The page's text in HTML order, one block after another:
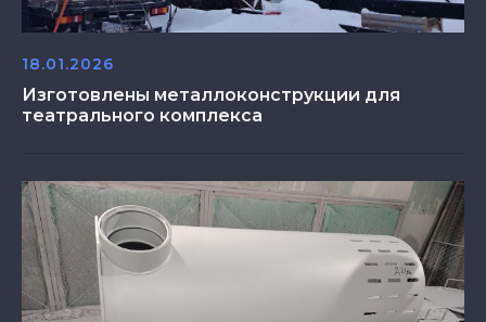
18.01.2026
Изготовлены металлоконструкции для
театрального комплекса